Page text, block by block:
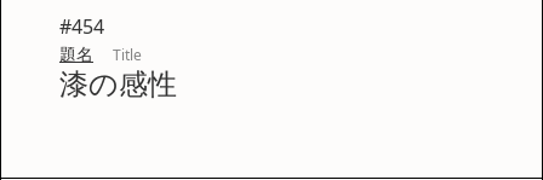
#454
題名 Title
漆の感性